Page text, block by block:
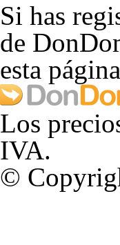
Si has
de
esta
Los
IVA.
©